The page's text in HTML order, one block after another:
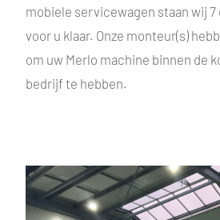
mobiele servicewagen staan wij 7
voor u klaar. Onze monteur(s)
om uw Merlo machine binnen de
bedrijf te hebben.